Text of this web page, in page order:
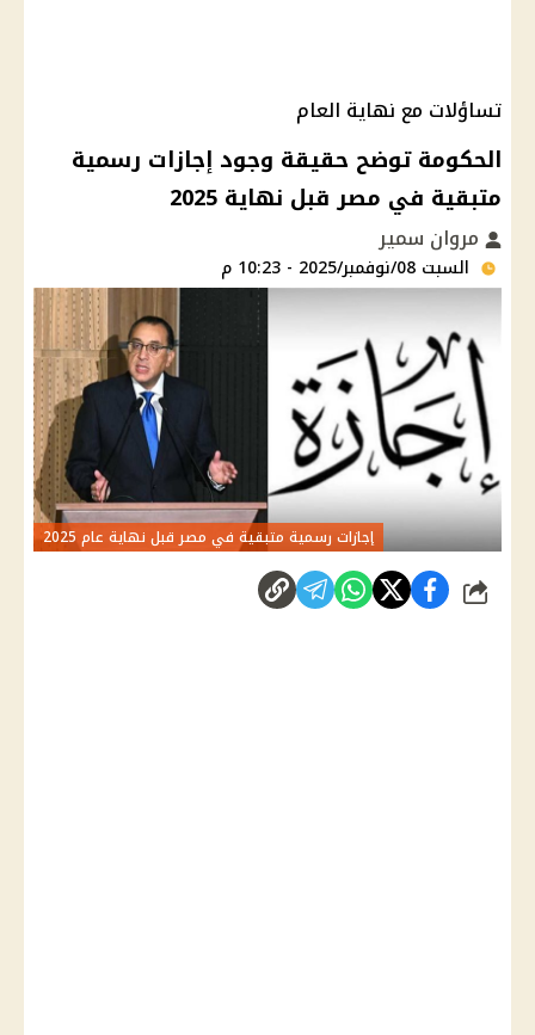
تساؤلات مع نهاية العام
الحكومة توضح حقيقة وجود إجازات رسمية
متبقية في مصر قبل نهاية 2025
مروان سمير
السبت 08/نوفمبر/2025 - 10:23 م
إجازات رسمية متبقية في مصر قبل نهاية عام 2025
شارك